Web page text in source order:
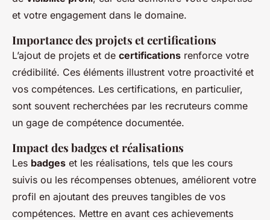
et votre engagement dans le domaine.
Importance des projets et certifications
L’ajout de projets et de certifications renforce votre
crédibilité. Ces éléments illustrent votre proactivité et
vos compétences. Les certifications, en particulier,
sont souvent recherchées par les recruteurs comme
un gage de compétence documentée.
Impact des badges et réalisations
Les badges et les réalisations, tels que les cours
suivis ou les récompenses obtenues, améliorent votre
profil en ajoutant des preuves tangibles de vos
compétences. Mettre en avant ces achievements